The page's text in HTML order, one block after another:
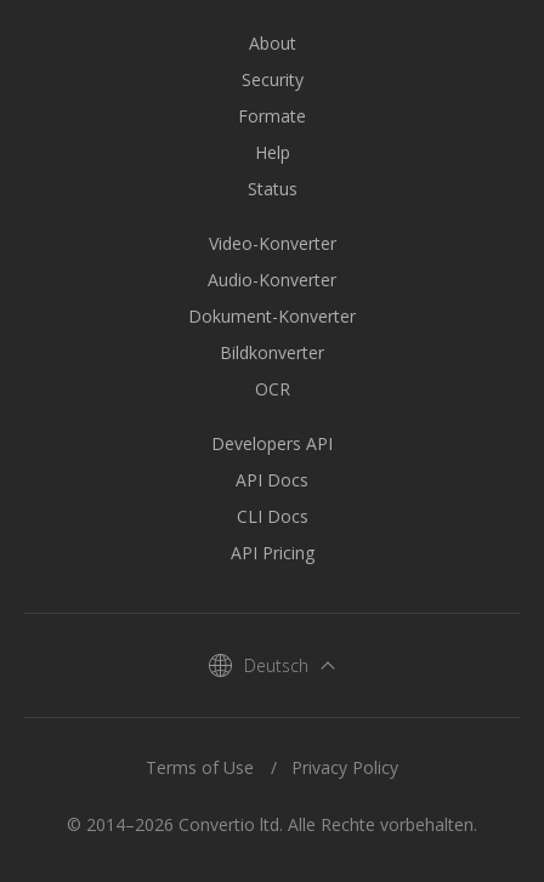
About
Security
Formate
Help
Status
Video-Konverter
Audio-Konverter
Dokument-Konverter
Bildkonverter
OCR
Developers API
API Docs
CLI Docs
API Pricing
Deutsch
© 2014–2026 Convertio ltd. Alle Rechte vorbehalten.
Terms of Use Privacy Policy